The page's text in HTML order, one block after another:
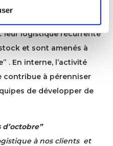
les Editions de Saxe”
leur logistique récurrente
et sont amenés à
. En interne, l’activité
contribue à pérenniser
de développer de
à nos clients et